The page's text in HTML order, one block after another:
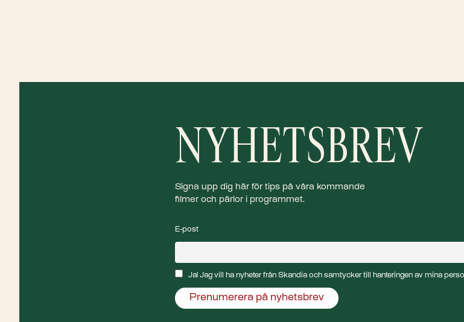
NYHETSBREV
Signa upp dig här för tips på våra kommande
filmer och pärlor i programmet.
E-post
Ja! Jag vill ha nyheter från Skandia och samtycker till hanteringen av mina